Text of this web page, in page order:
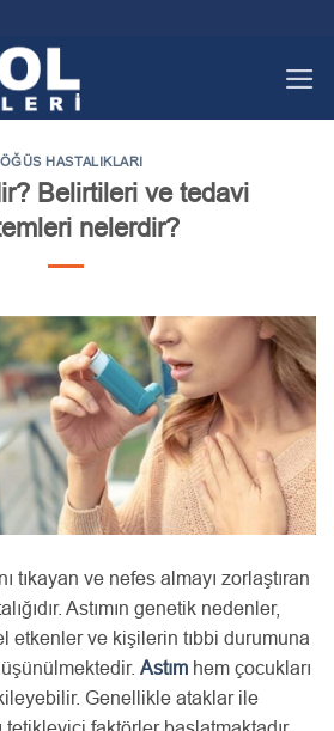
HASTALIKLARI
Belirtileri ve tedavi
nelerdir?
tıkayan ve nefes almayı zorlaştıran
Astımın genetik nedenler,
etkenler ve kişilerin tıbbi durumuna
Astım hem çocukları
Genellikle ataklar ile